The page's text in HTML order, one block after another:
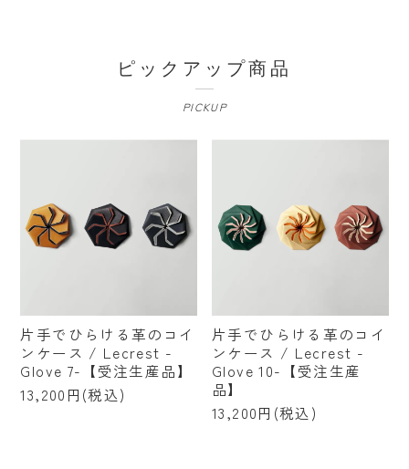
ピックアップ商品
PICKUP
片手でひらける革のコイ
ンケース / Lecrest -
Glove 7-【受注生産品】
13,200円(税込)
片手でひらける革のコイ
ンケース / Lecrest -
Glove 10-【受注生産
品】
13,200円(税込)